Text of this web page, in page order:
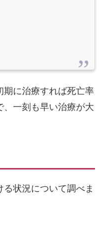
期に治療すれば死亡率
、一刻も早い治療が大
状況について調べま